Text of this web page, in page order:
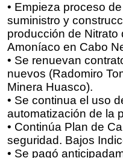
• Empieza proceso
suministro y
producción de Nitrato
Amoníaco en Cabo
• Se renuevan
nuevos (Radomiro
Minera Huasco).
• Se continua el uso
automatización de la
• Continúa Plan de
seguridad. Bajos
• Se pagó